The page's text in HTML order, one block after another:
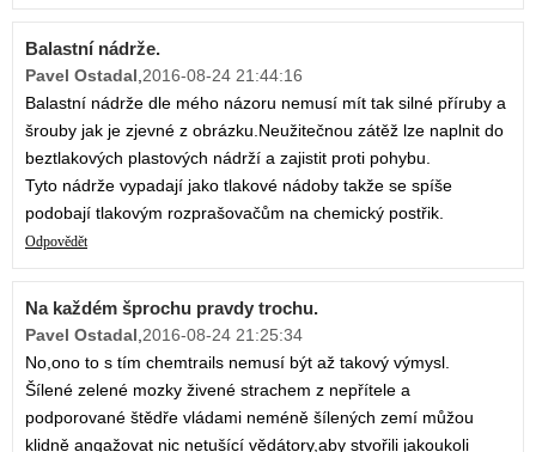
Balastní nádrže.
Pavel Ostadal,2016-08-24 21:44:16
Balastní nádrže dle mého názoru nemusí mít tak silné příruby a
šrouby jak je zjevné z obrázku.Neužitečnou zátěž lze naplnit do
beztlakových plastových nádrží a zajistit proti pohybu.
Tyto nádrže vypadají jako tlakové nádoby takže se spíše
podobají tlakovým rozprašovačům na chemický postřik.
Odpovědět
Na každém šprochu pravdy trochu.
Pavel Ostadal,2016-08-24 21:25:34
No,ono to s tím chemtrails nemusí být až takový výmysl.
Šílené zelené mozky živené strachem z nepřítele a
podporované štědře vládami neméně šílených zemí můžou
klidně angažovat nic netušící vědátory,aby stvořili jakoukoli